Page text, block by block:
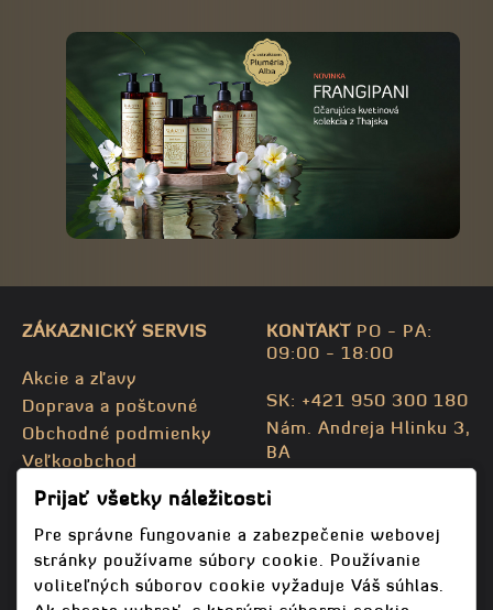
ZÁKAZNICKÝ SERVIS
Akcie a zľavy
Doprava a poštovné
Obchodné podmienky
Veľkoobchod
Kontaktujte nás
Mapa stránky
KONTAKTPO - PA:
09:00 - 18:00
SK: +421 950 300 180
Nám. Andreja Hlinku 3,
BA
info@bodhispa.sk
info@bodhi.cz
Prijať všetky náležitosti
Pre správne fungovanie a zabezpečenie webovej
stránky používame súbory cookie. Používanie
voliteľných súborov cookie vyžaduje Váš súhlas.